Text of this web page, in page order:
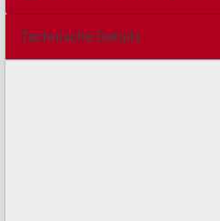
Technische Details